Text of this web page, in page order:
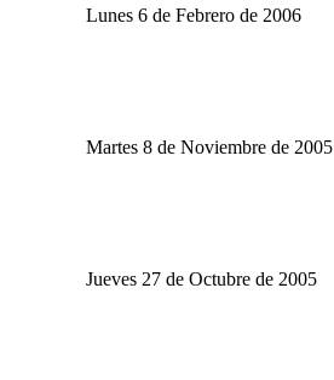
Lunes 6 de Febrero de 2006
Martes 8 de Noviembre de 2005
Jueves 27 de Octubre de 2005